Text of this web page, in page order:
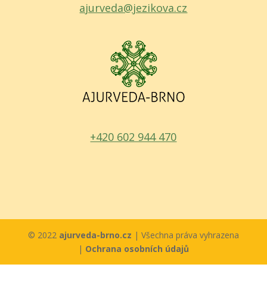
ajurveda@jezikova.cz
+420 602 944 470
© 2022 ajurveda-brno.cz | Všechna práva vyhrazena
| Ochrana osobních údajů